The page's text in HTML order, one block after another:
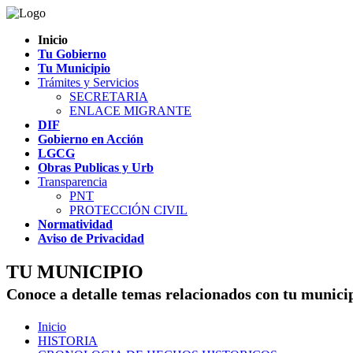
Inicio
Tu Gobierno
Tu Municipio
Trámites y Servicios
SECRETARIA
ENLACE MIGRANTE
DIF
Gobierno en Acción
LGCG
Obras Publicas y Urb
Transparencia
PNT
PROTECCIÓN CIVIL
Normatividad
Aviso de Privacidad
TU MUNICIPIO
Conoce a detalle temas relacionados con tu
Inicio
HISTORIA